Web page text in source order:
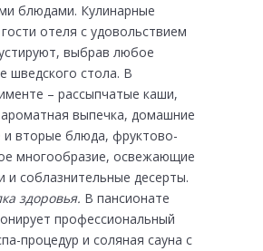
блюдами. Кулинарные
отеля с удовольствием
выбрав любое
шведского стола. В
– рассыпчатые каши,
ароматная выпечка, домашние
и вторые блюда, фруктово-
многообразие, освежающие
и соблазнительные десерты.
здоровья. В пансионате
профессиональный
процедур и соляная сауна с